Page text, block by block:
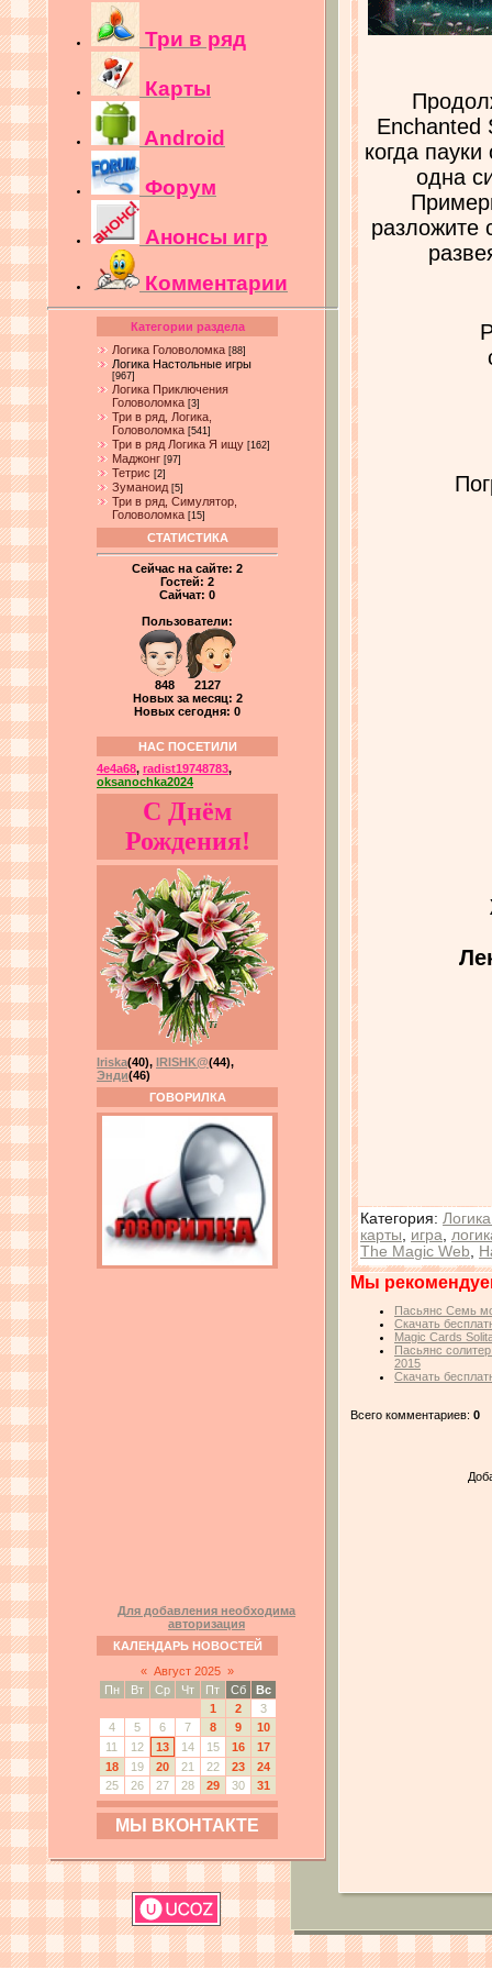
Три в ряд
Карты
Android
Форум
Анонсы игр
Комментарии
Категории раздела
Логика Головоломка [88]
Логика Настольные игры
[967]
Логика Приключения
Головоломка [3]
Три в ряд, Логика,
Головоломка [541]
Три в ряд Логика Я ищу [162]
Маджонг [97]
Тетрис [2]
Зуманоид [5]
Три в ряд, Симулятор,
Головоломка [15]
СТАТИСТИКА
Сейчас на сайте: 2
Гостей: 2
Сайчат: 0
Пользователи:
848 2127
Новых за месяц: 2
Новых сегодня: 0
НАС ПОСЕТИЛИ
4e4a68, radist19748783,
oksanochka2024
С Днём
Рождения!
Iriska(40), IRISHK@(44),
Энди(46)
ГОВОРИЛКА
Для добавления необходима
авторизация
КАЛЕНДАРЬ НОВОСТЕЙ
« Август 2025 »
Пн
Вт Ср Чт Пт Сб
Вс
1
2
3
4
5 6 7 8 9
10
11
12 13 14 15 16
17
18
19 20 21 22 23
24
25
26 27 28 29 30 31
МЫ ВКОНТАКТЕ
Enchanted
когда
одна
разложите
Категория:
карты
игра
The Magic Web
Мы
Пасьянс Семь
Скачать
Magic Cards
Пасьянс
2015
Скачать
Всего комментариев: 0